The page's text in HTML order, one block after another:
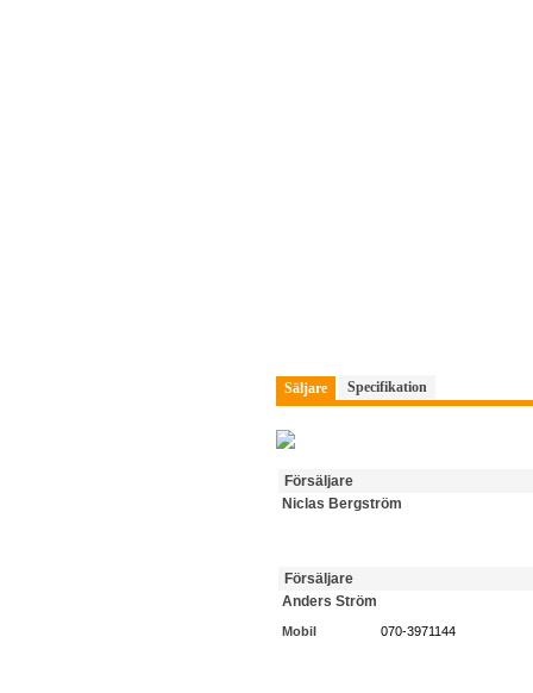
Säljare Specifikation
Försäljare
Niclas Bergström
Försäljare
Anders Ström
Mobil 070-3971144